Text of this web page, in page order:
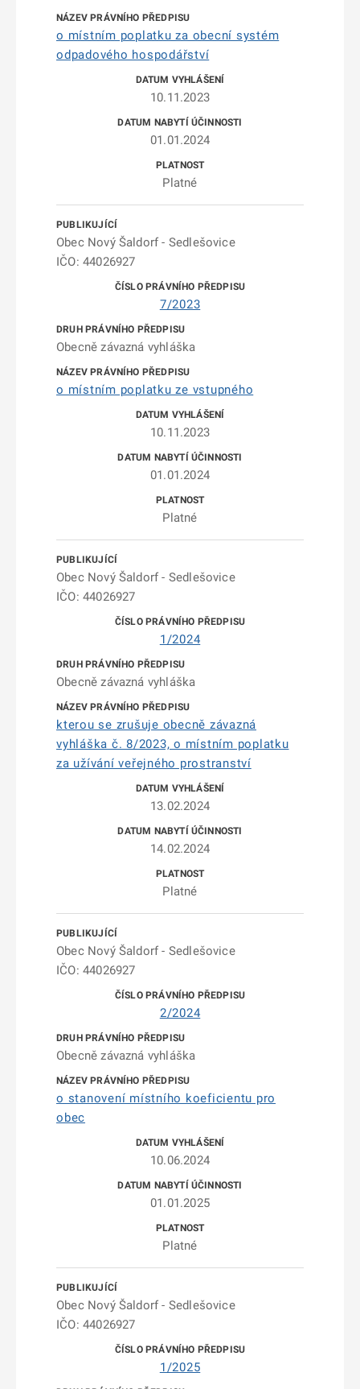
o místním poplatku za obecní systém
odpadového hospodářství
10.11.2023
01.01.2024
Platné
Obec Nový Šaldorf - Sedlešovice
IČO: 44026927
7/2023
Obecně závazná vyhláška
o místním poplatku ze vstupného
10.11.2023
01.01.2024
Platné
Obec Nový Šaldorf - Sedlešovice
IČO: 44026927
1/2024
Obecně závazná vyhláška
kterou se zrušuje obecně závazná
vyhláška č. 8/2023, o místním poplatku
za užívání veřejného prostranství
13.02.2024
14.02.2024
Platné
Obec Nový Šaldorf - Sedlešovice
IČO: 44026927
2/2024
Obecně závazná vyhláška
o stanovení místního koeficientu pro
obec
10.06.2024
01.01.2025
Platné
Obec Nový Šaldorf - Sedlešovice
IČO: 44026927
1/2025